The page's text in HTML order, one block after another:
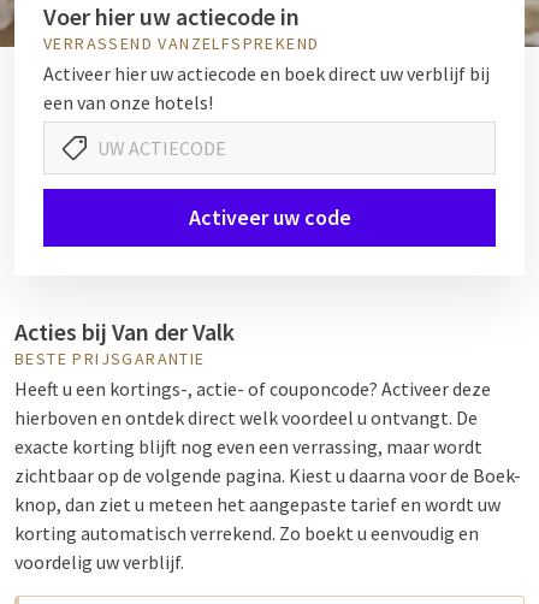
Voer hier uw actiecode in
VERRASSEND VANZELFSPREKEND
Activeer hier uw actiecode en boek direct uw verblijf bij
een van onze hotels!
Activeer uw code
Acties bij Van der Valk
BESTE PRIJSGARANTIE
Heeft u een kortings-, actie- of couponcode? Activeer deze
hierboven en ontdek direct welk voordeel u ontvangt. De
exacte korting blijft nog even een verrassing, maar wordt
zichtbaar op de volgende pagina. Kiest u daarna voor de Boek-
knop, dan ziet u meteen het aangepaste tarief en wordt uw
korting automatisch verrekend. Zo boekt u eenvoudig en
voordelig uw verblijf.